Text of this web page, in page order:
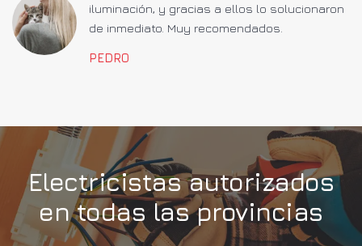
iluminación, y gracias a ellos lo solucionaron
de inmediato. Muy recomendados.
PEDRO
Electricistas autorizados
en todas las provincias